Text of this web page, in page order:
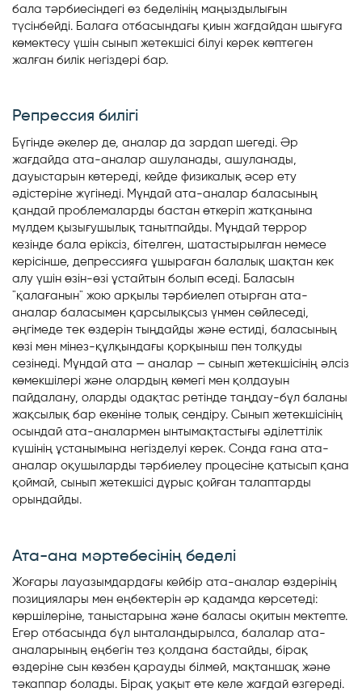
бала тәрбиесіндегі өз беделінің маңыздылығын
түсінбейді. Балаға отбасындағы қиын жағдайдан шығуға
көмектесу үшін сынып жетекшісі білуі керек көптеген
жалған билік негіздері бар.
Репрессия билігі
Бүгінде әкелер де, аналар да зардап шегеді. Әр
жағдайда ата-аналар ашуланады, ашуланады,
дауыстарын көтереді, кейде физикалық әсер ету
әдістеріне жүгінеді. Мұндай ата-аналар баласының
қандай проблемаларды бастан өткеріп жатқанына
мүлдем қызығушылық танытпайды. Мұндай террор
кезінде бала еріксіз, бітелген, шатастырылған немесе
керісінше, депрессияға ұшыраған балалық шақтан кек
алу үшін өзін-өзі ұстайтын болып өседі. Баласын
"қалағанын" жою арқылы тәрбиелеп отырған ата-
аналар баласымен қарсылықсыз үнмен сөйлеседі,
әңгімеде тек өздерін тыңдайды және естиді, баласының
көзі мен мінез-құлқындағы қорқыныш пен толқуды
сезінеді. Мұндай ата — аналар — сынып жетекшісінің әлсіз
көмекшілері және олардың көмегі мен қолдауын
пайдалану, оларды одақтас ретінде таңдау-бұл баланы
жақсылық бар екеніне толық сендіру. Сынып жетекшісінің
осындай ата-аналармен ынтымақтастығы әділеттілік
күшінің ұстанымына негізделуі керек. Сонда ғана ата-
аналар оқушыларды тәрбиелеу процесіне қатысып қана
қоймай, сынып жетекшісі дұрыс қойған талаптарды
орындайды.
Ата-ана мәртебесінің беделі
Жоғары лауазымдардағы кейбір ата-аналар өздерінің
позициялары мен еңбектерін әр қадамда көрсетеді:
көршілеріне, таныстарына және баласы оқитын мектепте.
Егер отбасында бұл ынталандырылса, балалар ата-
аналарының еңбегін тез қолдана бастайды, бірақ
өздеріне сын көзбен қарауды білмей, мақтаншақ және
тәкаппар болады. Бірақ уақыт өте келе жағдай өзгереді.